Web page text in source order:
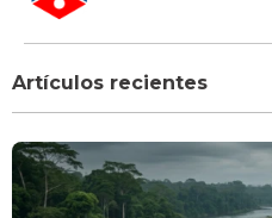
Artículos recientes